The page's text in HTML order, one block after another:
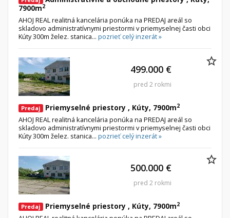
7900m2
AHOJ REAL realitná kancelária ponúka na PREDAJ areál so
skladovo administratívnymi priestormi v priemyselnej časti obci
Kúty 300m želez. stanica... pozrieť celý inzerát »
Predaj Priemyselné priestory , Kúty, 7900m2
AHOJ REAL realitná kancelária ponúka na PREDAJ areál so
skladovo administratívnymi priestormi v priemyselnej časti obci
Kúty 300m želez. stanica... pozrieť celý inzerát »
499.000 €
pred 2 rokmi
Predaj Priemyselné priestory , Kúty, 7900m2
500.000 €
pred 2 rokmi